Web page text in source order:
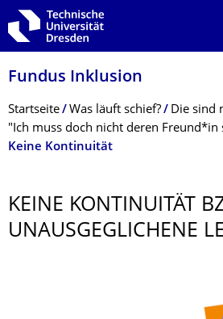
Zur Hauptnavigation springen
Zur Suche springen
Zum Inhalt springen
Fundus Inklusion
Breadcrumb-Menü
Startseite Was läuft schief?
Die sind
"Ich muss doch nicht deren Freund*in
Keine Kontinuität
KEINE KONTINUITÄT
UNAUSGEGLICHENE